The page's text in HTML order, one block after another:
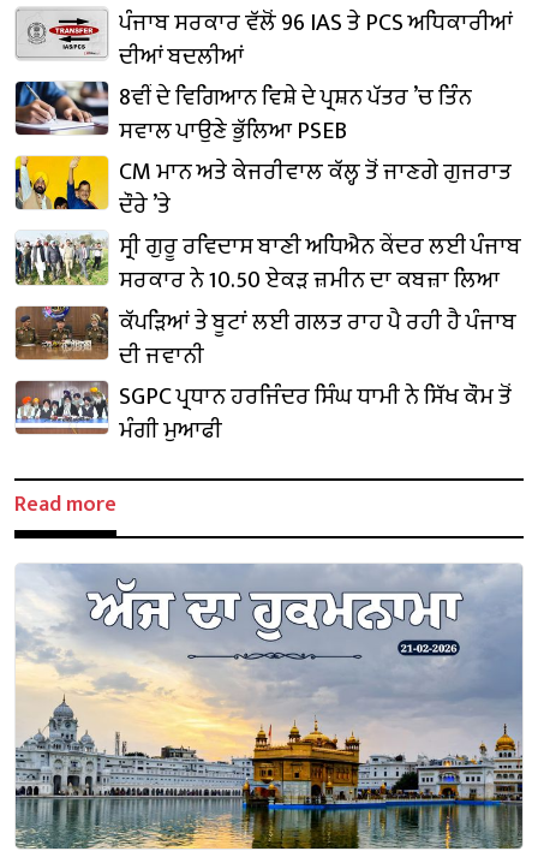
ਪੰਜਾਬ ਸਰਕਾਰ ਵੱਲੋਂ 96 IAS ਤੇ PCS ਅਧਿਕਾਰੀਆਂ
ਦੀਆਂ ਬਦਲੀਆਂ
8ਵੀਂ ਦੇ ਵਿਗਿਆਨ ਵਿਸ਼ੇ ਦੇ ਪ੍ਰਸ਼ਨ ਪੱਤਰ ’ਚ ਤਿੰਨ
ਸਵਾਲ ਪਾਉਣੇ ਭੁੱਲਿਆ PSEB
CM ਮਾਨ ਅਤੇ ਕੇਜਰੀਵਾਲ ਕੱਲ੍ਹ ਤੋਂ ਜਾਣਗੇ ਗੁਜਰਾਤ
ਦੌਰੇ ’ਤੇ
ਸ੍ਰੀ ਗੁਰੂ ਰਵਿਦਾਸ ਬਾਣੀ ਅਧਿਐਨ ਕੇਂਦਰ ਲਈ ਪੰਜਾਬ
ਸਰਕਾਰ ਨੇ 10.50 ਏਕੜ ਜ਼ਮੀਨ ਦਾ ਕਬਜ਼ਾ ਲਿਆ
ਕੱਪੜਿਆਂ ਤੇ ਬੂਟਾਂ ਲਈ ਗਲਤ ਰਾਹ ਪੈ ਰਹੀ ਹੈ ਪੰਜਾਬ
ਦੀ ਜਵਾਨੀ
SGPC ਪ੍ਰਧਾਨ ਹਰਜਿੰਦਰ ਸਿੰਘ ਧਾਮੀ ਨੇ ਸਿੱਖ ਕੌਮ ਤੋਂ
ਮੰਗੀ ਮੁਆਫੀ
Read more